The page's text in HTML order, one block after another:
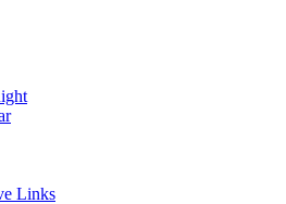
Links